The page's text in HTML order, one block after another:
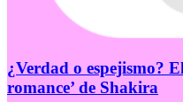
¿Verdad o espejismo?
romance’ de Shakira